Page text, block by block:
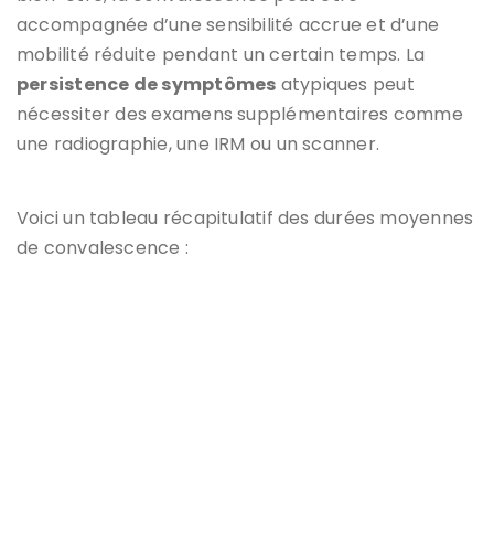
accompagnée d’une sensibilité accrue et d’une
mobilité réduite pendant un certain temps. La
persistence de symptômes atypiques peut
nécessiter des examens supplémentaires comme
une radiographie, une IRM ou un scanner.
Voici un tableau récapitulatif des durées moyennes
de convalescence :